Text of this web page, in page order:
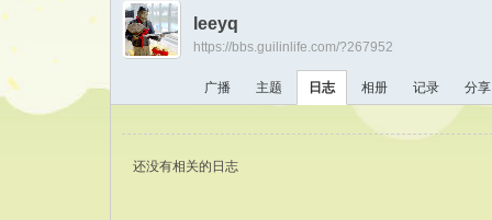
林
人
leeyq
https://bbs.guilinlife.com/?267952
广播 主题 日志 相册 记录 分享
还没有相关的日志